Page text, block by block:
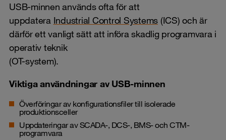
USB-minnen används ofta för att
uppdatera Industrial Control Systems (ICS) och är
därför ett vanligt sätt att införa skadlig programvara i
operativ teknik
(OT-system).
Viktiga användningar av USB-minnen
Överföringar av konfigurationsfiler till isolerade
produktionsceller
Uppdateringar avSCADA-, DCS-, BMS- och CTM-
programvara